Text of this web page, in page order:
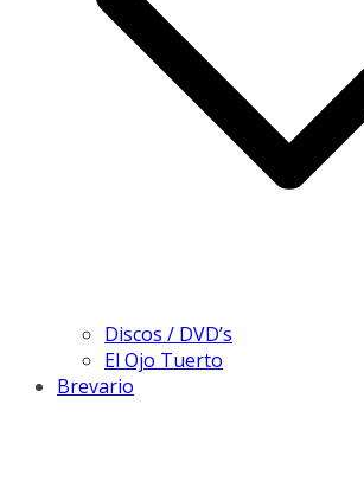
Discos / DVD’s
El Ojo Tuerto
Brevario